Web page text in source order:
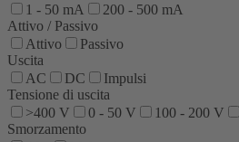
1 - 50 mA
200 - 500 mA
Attivo / Passivo
Attivo
Passivo
Uscita
AC
DC
Impulsi
Tensione di uscita
>400 V
0 - 50 V 100 - 200 V
Smorzamento